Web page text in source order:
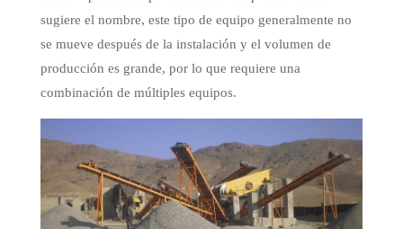
sugiere el nombre, este tipo de equipo generalmente no
se mueve después de la instalación y el volumen de
producción es grande, por lo que requiere una
combinación de múltiples equipos.